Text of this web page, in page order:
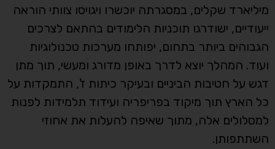
מיליארד שקלים, במסגרתה יוכשרו ויגויסו צוותי הוראה
ייעודיים, ישודרגו תוכניות הלימודים בהתאם לצרכים
הגבוהים ביותר בתחום, יפותחו מערכות טכנולוגיות
ועוד. המהלך יוצא לדרך באופן מדורג ומעשי, תוך מתן
דגש על חטיבות הביניים ובעיקר כיתות ז', התמקדות על
כל הארץ תוך מיקוד בפריפריה ועידוד תלמידות לפנות
למסלולים אלה, מתוך שאיפה להעלות את אחוזי
השתתפותן.